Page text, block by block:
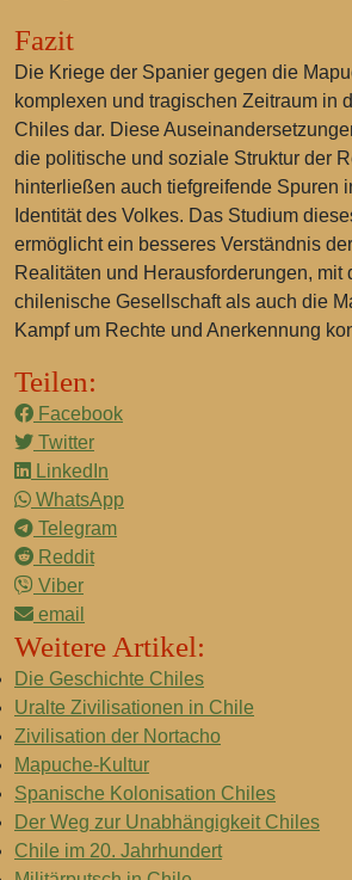
Fazit
Die Kriege der Spanier gegen die
komplexen und tragischen Zeitraum in
Chiles dar. Diese
die politische und soziale Struktur der
hinterließen auch tiefgreifende Spuren
Identität des Volkes. Das Studium
ermöglicht ein besseres Verständnis
Realitäten und Herausforderungen, mit
chilenische Gesellschaft als auch die
Kampf um Rechte und Anerkennung
Teilen:
Facebook
Twitter
LinkedIn
WhatsApp
Telegram
Reddit
Viber
email
Weitere Artikel:
Die Geschichte Chiles
Uralte Zivilisationen in Chile
Zivilisation der Nortacho
Mapuche-Kultur
Spanische Kolonisation Chiles
Der Weg zur Unabhängigkeit Chiles
Chile im 20. Jahrhundert